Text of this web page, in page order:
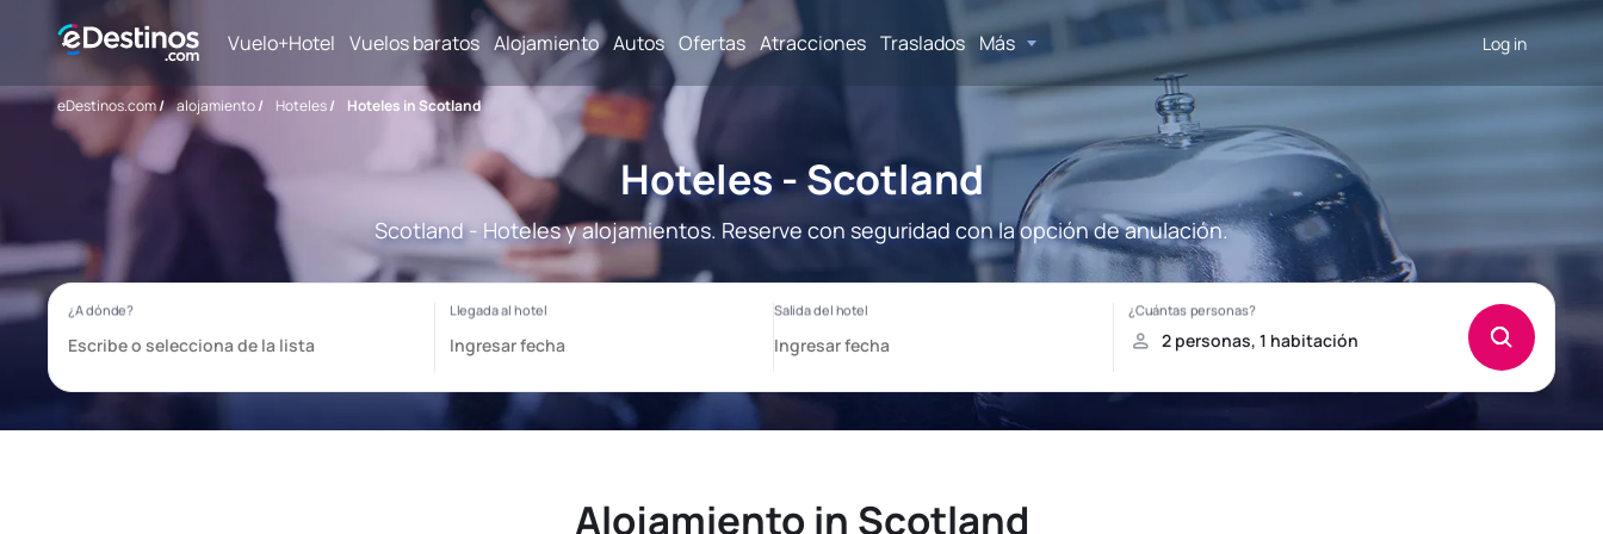
Vuelo+Hotel Vuelos baratos Alojamiento Autos Ofertas Atracciones Traslados Más Log in
eDestinos.com/ alojamiento/ Hoteles/ Hoteles in Scotland
Hoteles - Scotland
Scotland - Hoteles y alojamientos. Reserve con seguridad con la opción de anulación.
Alojamiento in Scotland